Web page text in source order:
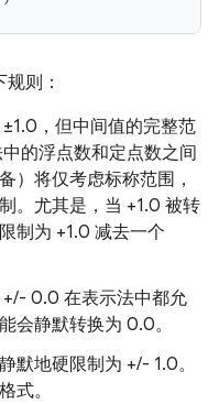
则：
，但中间值的完整范
的浮点数和定点数之间
）将仅考虑标称范围，
。尤其是，当 +1.0 被转
制为 +1.0 减去一个
0.0 在表示法中都允
会静默转换为 0.0。
默地硬限制为 +/- 1.0。
式。